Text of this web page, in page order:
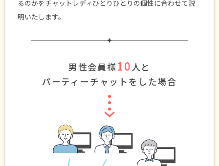
るのかをチャットレディひとりひとりの個性に合わせて説
明いたします。
男性会員様10人と
パーティーチャットをした場合